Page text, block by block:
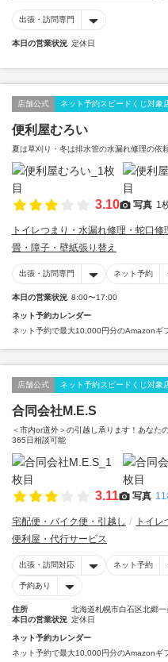
出張・訪問専門
本日の営業状況 定休日
店舗公式 ネット予約スピードくじ対象
便利屋むろい
夏は草刈り・冬は排水管の水漏れ修理の依
3.10 写真 1
トイレつまり・水漏れ修理・蛇口修
畳・障子・壁紙張り替え
出張・訪問専門 ネット予約
本日の営業状況 8:00〜17:00
ネット予約カレンダー
ネット予約で最大10,000円分のAmazonギ
店舗公式 ネット予約スピードくじ対象
合同会社M.E.S
＜市内or道外＞の引越し承ります！あな
365日相談可能
3.11 写真
宅配便・バイク便・引越し
トイ
便利屋・代行サービス
出張・訪問対応 ネット予約
予約あり
住所
北海道札幌市白石区北郷
本日の営業状況 定休日
ネット予約カレンダー
ネット予約で最大10,000円分のAmazonギ